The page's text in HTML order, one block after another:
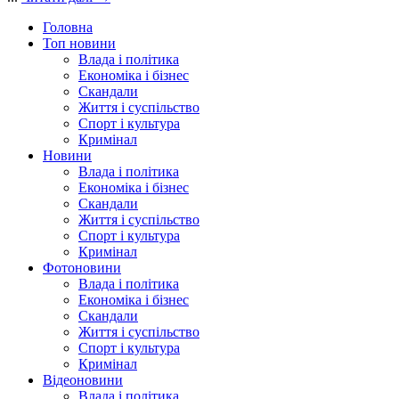
Головна
Топ новини
Влада і політика
Економіка і бізнес
Скандали
Життя і суспільство
Спорт і культура
Кримінал
Новини
Влада і політика
Економіка і бізнес
Скандали
Життя і суспільство
Спорт і культура
Кримінал
Фотоновини
Влада і політика
Економіка і бізнес
Скандали
Життя і суспільство
Спорт і культура
Кримінал
Відеоновини
Влада і політика